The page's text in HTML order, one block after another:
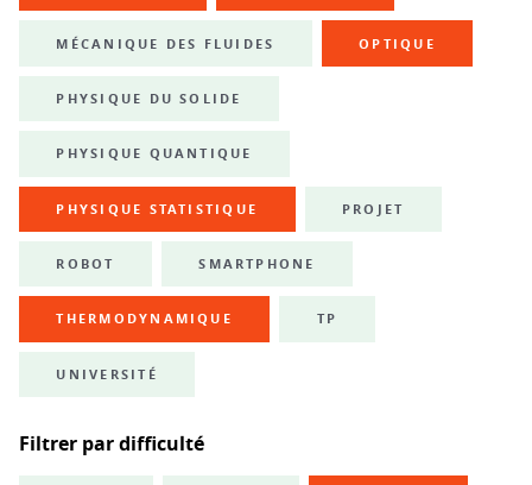
MÉCANIQUE DES FLUIDES OPTIQUE
PHYSIQUE DU SOLIDE
PHYSIQUE QUANTIQUE
PHYSIQUE STATISTIQUE PROJET
ROBOT SMARTPHONE
THERMODYNAMIQUE TP
UNIVERSITÉ
Filtrer par difficulté